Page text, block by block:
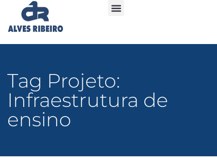
Tag Projeto:
Infraestrutura de
ensino